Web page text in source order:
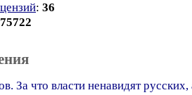
: 36
За что власти ненавидят русских,